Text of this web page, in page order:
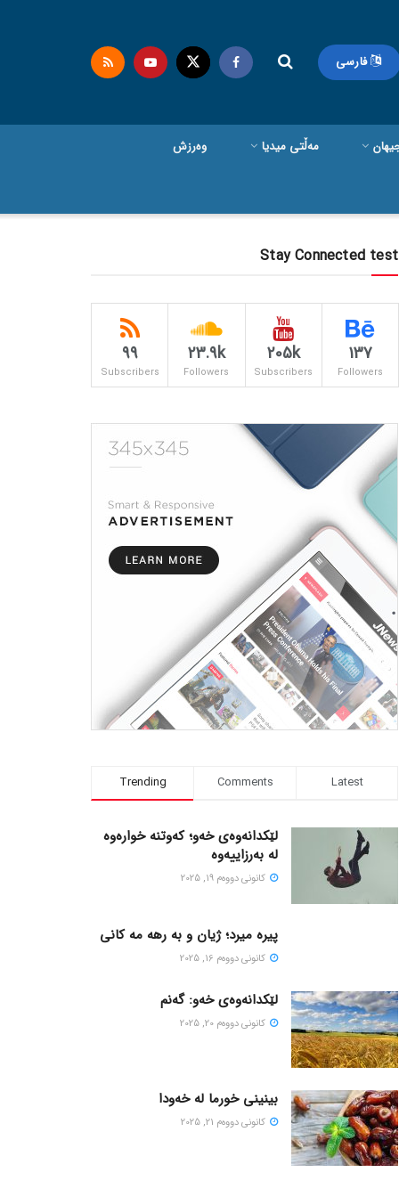
فارسی
مەڵتی میدیا وەرزش
Stay Connected test
137
Followers
205k
Subscribers
23.9k
Followers
99
Subscribers
Trending Comments Latest
لێکدانەوەی خەو؛ کەوتنە خوارەوە
لە بەرزاییەوە
كانونی دووه‌م 19, 2025
پیره میرد؛ ژیان و به رهه مه کانی
كانونی دووه‌م 16, 2025
لێکدانەوەی خەو: گەنم
كانونی دووه‌م 20, 2025
بینینی خورما لە خەودا
كانونی دووه‌م 21, 2025